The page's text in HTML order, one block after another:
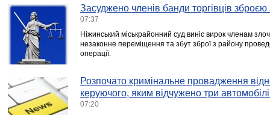
Засуджено членів банди торгівців
07:37
Ніжинський міськрайонний суд виніс вирок членам
незаконне переміщення та збут зброї з району
операції.
Розпочато кримінальне провадження
керуючого, яким відчужено три автомобілі
07:20